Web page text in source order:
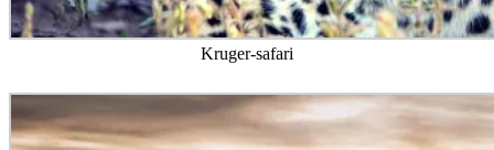
Kruger-safari